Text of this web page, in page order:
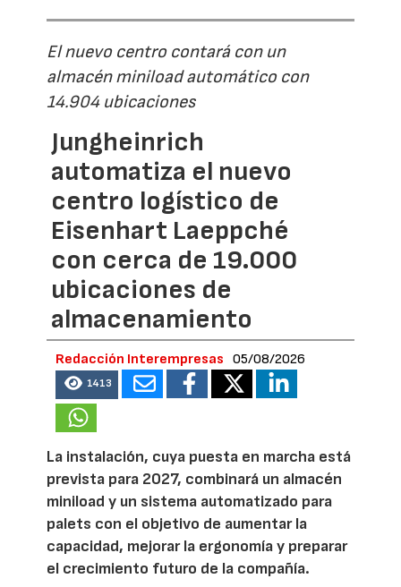
El nuevo centro contará con un
almacén miniload automático con
14.904 ubicaciones
Jungheinrich
automatiza el nuevo
centro logístico de
Eisenhart Laeppché
con cerca de 19.000
ubicaciones de
almacenamiento
Redacción Interempresas 05/08/2026
1413
La instalación, cuya puesta en marcha está
prevista para 2027, combinará un almacén
miniload y un sistema automatizado para
palets con el objetivo de aumentar la
capacidad, mejorar la ergonomía y preparar
el crecimiento futuro de la compañía.